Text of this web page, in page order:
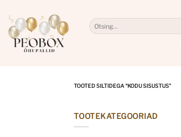
content
Otsi:
TOOTED SILTIDEGA “KODU SISUSTUS”
TOOTEKATEGOORIAD